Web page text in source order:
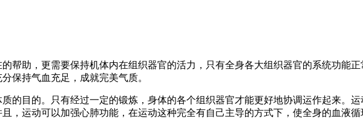
帮助，更需要保持机体内在组织器官的活力，只有全身各大组织器官的系统功能
保持气血充足，成就完美气质。
的目的。只有经过一定的锻炼，身体的各个组织器官才能更好地协调运作起来。
，运动可以加强心肺功能，在运动这种完全有自己主导的方式下，使全身的血液